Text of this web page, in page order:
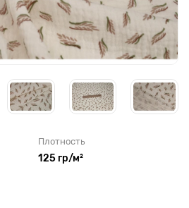
Плотность
125 гр/м²